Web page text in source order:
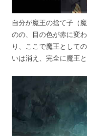
自分が魔王の捨て子（
のの、目の色が赤に変
り、ここで魔王として
いは消え、完全に魔王